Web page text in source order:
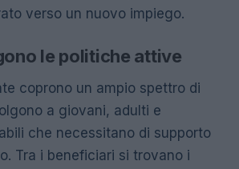
verso un nuovo impiego.
le politiche attive
coprono un ampio spettro di
a giovani, adulti e
che necessitano di supporto
Tra i beneficiari si trovano i